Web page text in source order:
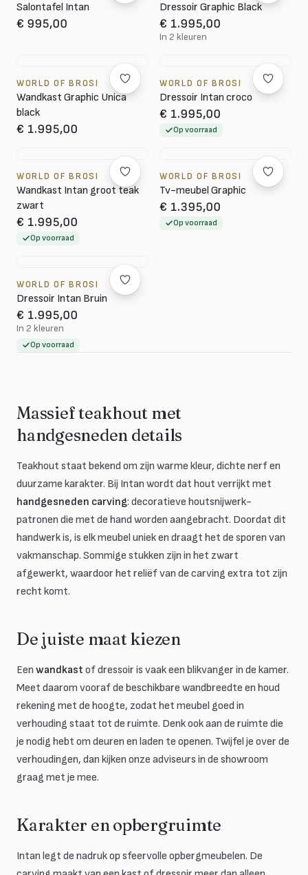
Salontafel Intan
€ 995,00
Dressoir Graphic Black
€ 1.995,00
In 2 kleuren
WORLD OF BROSI
Wandkast Graphic Unica
black
€ 1.995,00
WORLD OF BROSI
Dressoir Intan croco
€ 1.995,00
Op voorraad
WORLD OF BROSI
Wandkast Intan groot teak
zwart
€ 1.995,00
Op voorraad
WORLD OF BROSI
Tv-meubel Graphic
€ 1.395,00
Op voorraad
WORLD OF BROSI
Dressoir Intan Bruin
€ 1.995,00
In 2 kleuren
Op voorraad
Massief teakhout met
handgesneden details
Teakhout staat bekend om zijn warme kleur, dichte nerf en
duurzame karakter. Bij Intan wordt dat hout verrijkt met
handgesneden carving: decoratieve houtsnijwerk-
patronen die met de hand worden aangebracht. Doordat dit
handwerk is, is elk meubel uniek en draagt het de sporen van
vakmanschap. Sommige stukken zijn in het zwart
afgewerkt, waardoor het reliëf van de carving extra tot zijn
recht komt.
De juiste maat kiezen
Een wandkast of dressoir is vaak een blikvanger in de kamer.
Meet daarom vooraf de beschikbare wandbreedte en houd
rekening met de hoogte, zodat het meubel goed in
verhouding staat tot de ruimte. Denk ook aan de ruimte die
je nodig hebt om deuren en laden te openen. Twijfel je over de
verhoudingen, dan kijken onze adviseurs in de showroom
graag met je mee.
Karakter en opbergruimte
Intan legt de nadruk op sfeervolle opbergmeubelen. De